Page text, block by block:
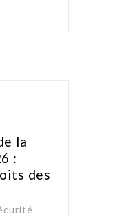
la
:
des